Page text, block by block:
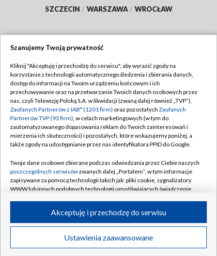
SZCZECIN / WARSZAWA / WROCŁAW
TVP
Abonament TVP
Emisja w TVP
Centrum informacji TVP
Naziemna Telewizja Cyfrowa
Rada Programowa
System NOS
Informacje o nadawcy
Program dla prasy
Ogłoszenie przetargowe
Regulamin TVP
Polityka prywatności
Moje zgody
Pomoc
Kontakt
Kanały
©2026 Telewizja Polska S.A. w likwidacji
Szanujemy Twoją prywatność
Kliknij "Akceptuję i przechodzę do serwisu", aby wyrazić zgody na
korzystanie z technologii automatycznego śledzenia i zbierania danych,
dostęp do informacji na Twoim urządzeniu końcowym i ich
przechowywanie oraz na przetwarzanie Twoich danych osobowych przez
nas, czyli Telewizję Polską S.A. w likwidacji (zwaną dalej również „TVP”),
Zaufanych Partnerów z IAB* (1201 firm) oraz pozostałych Zaufanych
Partnerów TVP (93 firm), w celach marketingowych (w tym do
zautomatyzowanego dopasowania reklam do Twoich zainteresowań i
mierzenia ich skuteczności) i pozostałych, które wskazujemy poniżej, a
także zgody na udostępnianie przez nas identyfikatora PPID do Google.
Twoje dane osobowe zbierane podczas odwiedzania przez Ciebie naszych
poszczególnych serwisówzwanych dalej „Portalem”, w tym informacje
zapisywane za pomocą technologii takich jak: pliki cookie, sygnalizatory
WWW lub innych podobnych technologii umożliwiających świadczenie
ruchu w Internecie.
Twoje dane osobowe zbierane podczas odwiedzania przez Ciebie
poszczególnych serwisówna Portalu, takie jak adresy IP, identyfikatory
Ustawienia zaawansowane
Akceptuję i przechodzę do serwisu